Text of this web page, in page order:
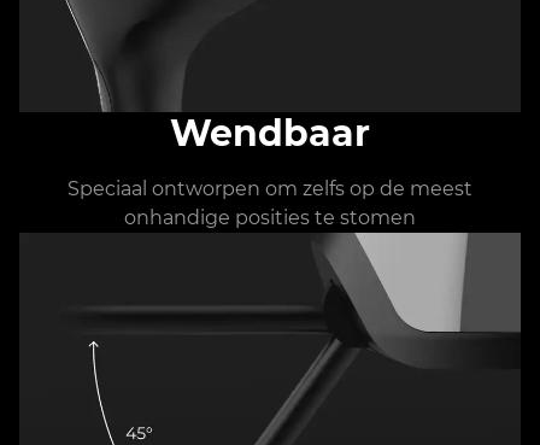
Wendbaar
Speciaal ontworpen om zelfs op de meest
onhandige posities te stomen